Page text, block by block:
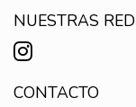
NUESTRAS
CONTACTO